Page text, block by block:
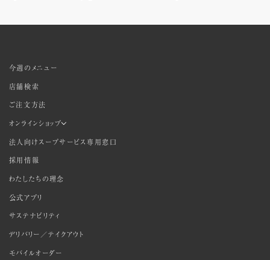
今週のメニュー
店舗検索
ご注文方法
オンラインショップ
法人向けスープサービス専用窓口
採用情報
わたしたちの理念
公式アプリ
サステナビリティ
デリバリー／テイクアウト
モバイルオーダー